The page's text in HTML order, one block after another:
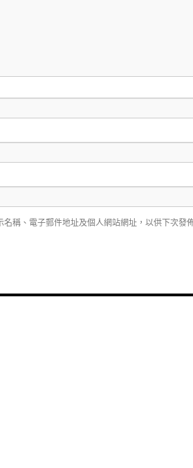
名稱、電子郵件地址及個人網站網址，以供下次發